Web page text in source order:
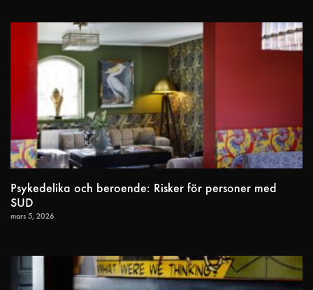
Psykedelika och beroende: Risker för personer med
SUD
mars 5, 2026